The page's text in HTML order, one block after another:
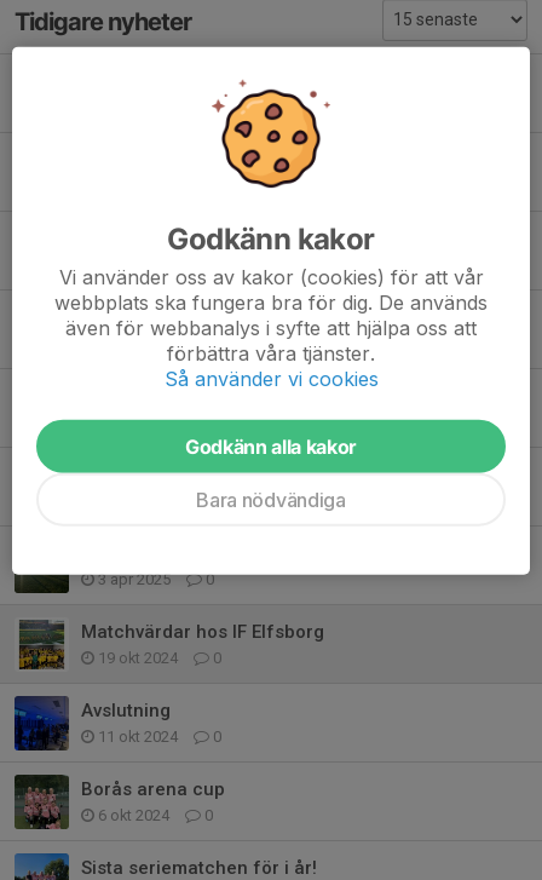
Tidigare nyheter
Kalles Kaviar Cup 2026
0
Sista träning
Sommaravslutning
14 jun 2025 0
12 maj 2025 0
Cykel-träning 🚴🏻‍♀️
0
3 apr 2025 0
Matchvärdar hos IF Elfsborg
19 okt 2024 0
Avslutning
11 okt 2024 0
Borås arena cup
6 okt 2024 0
Sista seriematchen för i år!
Godkänn kakor
Vi använder oss av kakor (cookies) för att vår
webbplats ska fungera bra för dig. De används
även för webbanalys i syfte att hjälpa oss att
förbättra våra tjänster.
Så använder vi cookies
Godkänn alla kakor
Bara nödvändiga